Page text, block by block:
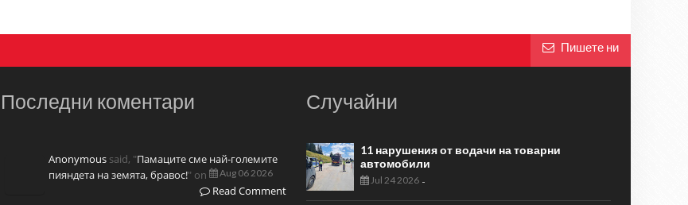
Пишете ни
Последни коментари
Anonymous said, "Памаците сме най-големите
пияндета на земята, бравос!" on Aug 06 2026
Read Comment
Случайни
11 нарушения от водачи на товарни
автомобили
Jul 24 2026-